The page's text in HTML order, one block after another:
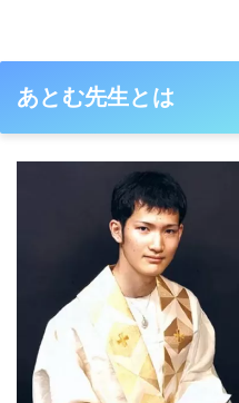
あとむ先生とは